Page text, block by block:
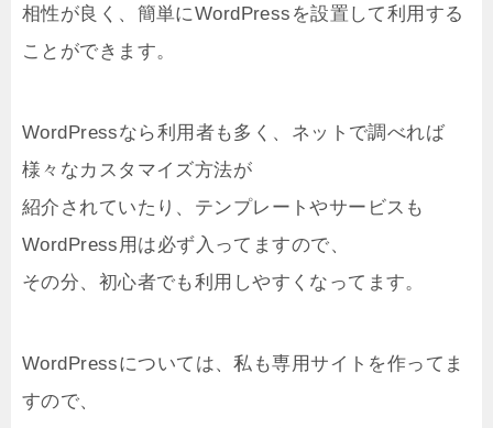
相性が良く、簡単にWordPressを設置して利用する
ことができます。
WordPressなら利用者も多く、ネットで調べれば
様々なカスタマイズ方法が
紹介されていたり、テンプレートやサービスも
WordPress用は必ず入ってますので、
その分、初心者でも利用しやすくなってます。
WordPressについては、私も専用サイトを作ってま
すので、